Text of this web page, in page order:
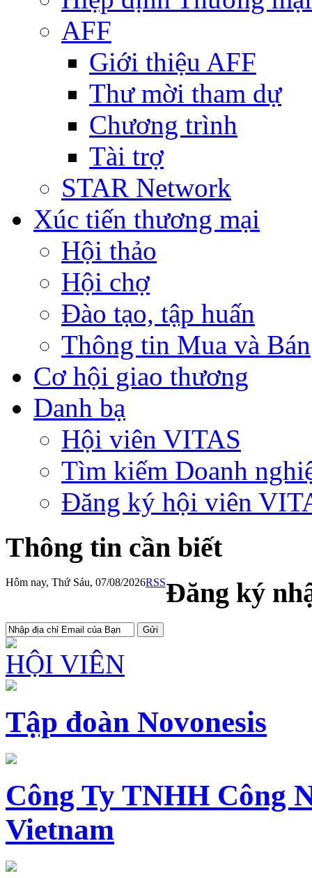
AFF
Giới thiệu AFF
Thư mời tham dự
Chương trình
Tài trợ
STAR Network
Xúc tiến thương mại
Hội thảo
Hội chợ
Đào tạo, tập huấn
Thông tin Mua và Bán
Cơ hội giao thương
Danh bạ
Hội viên VITAS
Tìm kiếm Doanh
Đăng ký hội viên
Thông tin cần biết
Hôm nay, Thứ Sáu, 07/08/2026RSSĐăng ký
HỘI VIÊN
Tập đoàn Novonesis
Công Ty TNHH Công
Vietnam